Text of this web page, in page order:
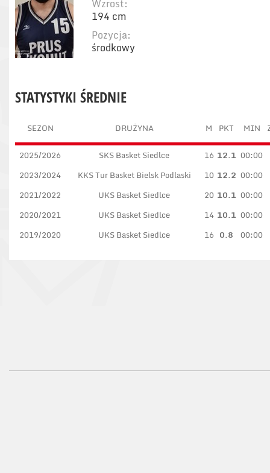
Wzrost:
194 cm
Pozycja:
środkowy
STATYSTYKI ŚREDNIE
SEZON DRUŻYNA M PKT MIN
2025/2026 SKS Basket Siedlce 16 12.1 00:00
2023/2024
KKS Tur Basket Bielsk Podlaski 10 12.2 00:00
2021/2022
UKS Basket Siedlce 20 10.1 00:00
2020/2021
UKS Basket Siedlce 14 10.1 00:00
2019/2020
UKS Basket Siedlce 16 0.8 00:00